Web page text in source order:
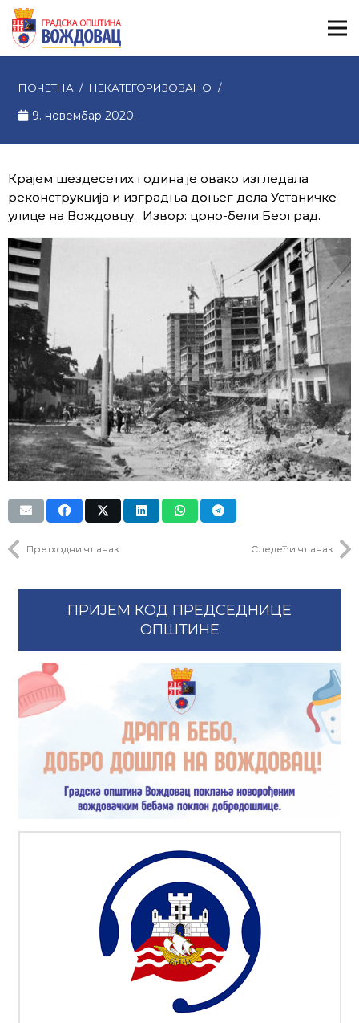
ПОЧЕТНА / НЕКАТЕГОРИЗОВАНО /
9. новембар 2020.
Крајем шездесетих година је овако изгледала
реконструкција и изградња доњег дела Устаничке
улице на Вождовцу. Извор: црно-бели Београд.
Претходни чланак Следећи чланак
ПРИЈЕМ КОД ПРЕДСЕДНИЦЕ
ОПШТИНЕ